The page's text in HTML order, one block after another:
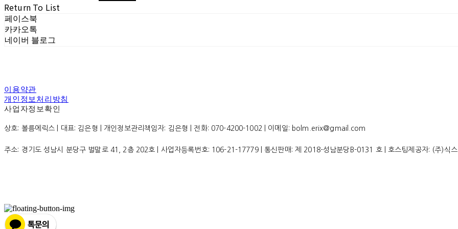
Return To List
페이스북
카카오톡
네이버 블로그
이용약관
개인정보처리방침
사업자정보확인
상호: 볼름에릭스 | 대표: 김은형 | 개인정보관리책임자: 김은형 | 전화: 070-4200-1002 | 이메일: bolm.erix@gmail.com
주소: 경기도 성남시 분당구 벌말로 41, 2층 202호 | 사업자등록번호: 106-21-17779| 통신판매: 제 2018-성남분당B-0131 호| 호스팅제공자: (주)식